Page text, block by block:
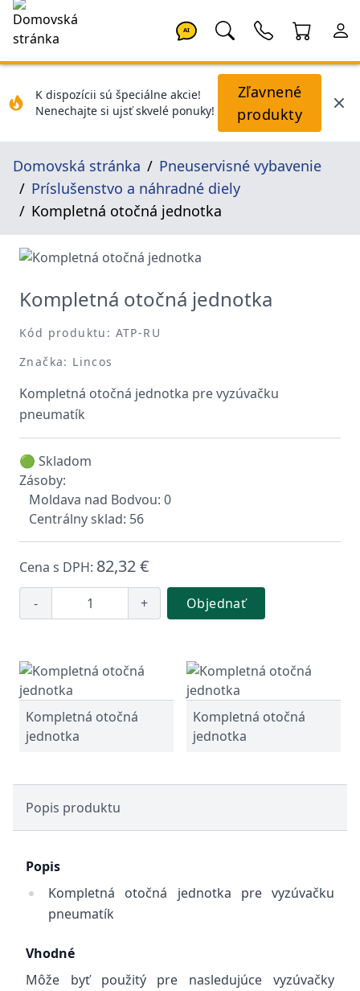
AI
K dispozícii sú špeciálne akcie!
Nenechajte si ujsť skvelé ponuky!
Zľavnené
produkty
Domovská stránka
Pneuservisné vybavenie
Príslušenstvo a náhradné diely
Kompletná otočná jednotka
Kompletná otočná jednotka
Kód produktu: ATP-RU
Značka: Lincos
Kompletná otočná jednotka pre vyzúvačku
pneumatík
🟢 Skladom
Zásoby:
Moldava nad Bodvou: 0
Centrálny sklad: 56
Cena s DPH: 82,32 €
- + Objednať
Kompletná otočná
jednotka
Kompletná otočná
jednotka
Popis produktu
Popis
Kompletná otočná jednotka pre vyzúvačku
pneumatík
Vhodné
Môže byť použitý pre nasledujúce vyzúvačky